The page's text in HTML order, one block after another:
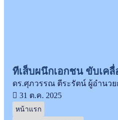
ทีเส็บผนึกเอกชน ขับเค
ดร.ศุภวรรณ ตีระรัตน์ ผู้อำนวย
31 ต.ค. 2025
หน้าแรก